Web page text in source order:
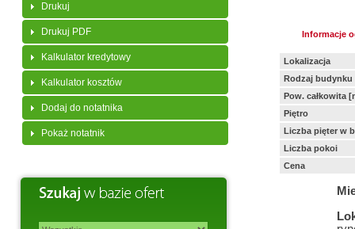
Drukuj
Drukuj PDF
Kalkulator kredytowy
Kalkulator kosztów
Dodaj do notatnika
Pokaż notatnik
Informacje
Lokalizacja
Rodzaj budynku
Pow. całkowita
Piętro
Liczba pięter w
Liczba pokoi
Cena